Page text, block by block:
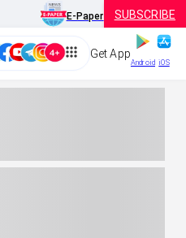
E-Paper SUBSCRIBE
Get App
Android iOS